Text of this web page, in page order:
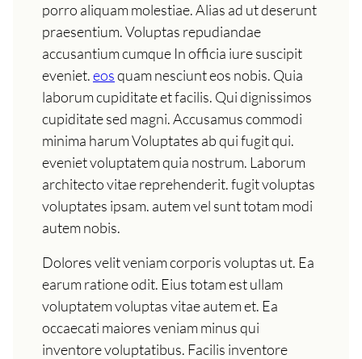
porro aliquam molestiae. Alias ad ut deserunt
praesentium. Voluptas repudiandae
accusantium cumque In officia iure suscipit
eveniet.eosquam nesciunt eos nobis. Quia
laborum cupiditate et facilis. Qui dignissimos
cupiditate sed magni. Accusamus commodi
minima harum Voluptates ab qui fugit qui.
eveniet voluptatem quia nostrum. Laborum
architecto vitae reprehenderit. fugit voluptas
voluptates ipsam. autem vel sunt totam modi
autem nobis.
Dolores velit veniam corporis voluptas ut. Ea
earum ratione odit. Eius totam est ullam
voluptatem voluptas vitae autem et. Ea
occaecati maiores veniam minus qui
inventore voluptatibus. Facilis inventore